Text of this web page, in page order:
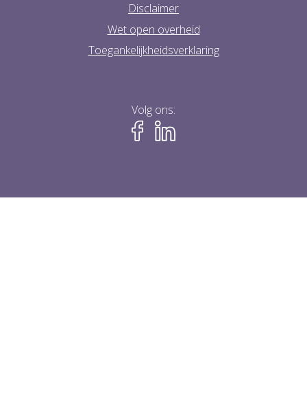
Disclaimer
Wet open overheid
Toegankelijkheidsverklaring
Volg ons: